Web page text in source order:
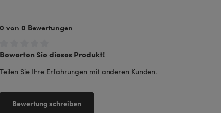
0 von 0 Bewertungen
Durchschnittliche Bewertung von 0 von 5 Sternen
Bewerten Sie dieses Produkt!
Teilen Sie Ihre Erfahrungen mit anderen Kunden.
Bewertung schreiben